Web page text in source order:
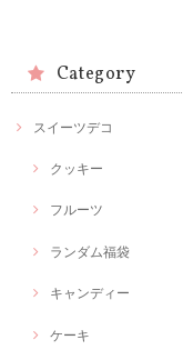
Category
スイーツデコ
クッキー
フルーツ
ランダム福袋
キャンディー
ケーキ